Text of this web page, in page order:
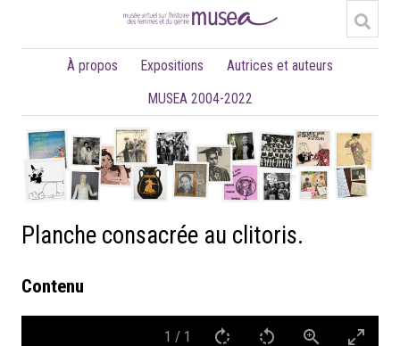
À propos Expositions
Autrices et auteurs
MUSEA 2004-2022
Planche consacrée au clitoris.
Contenu
1 / 1